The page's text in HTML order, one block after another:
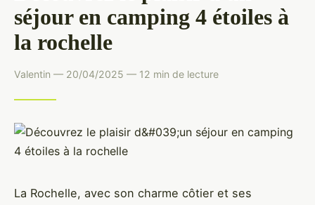
séjour en camping 4 étoiles à
la rochelle
Valentin — 20/04/2025 — 12 min de lecture
La Rochelle, avec son charme côtier et ses